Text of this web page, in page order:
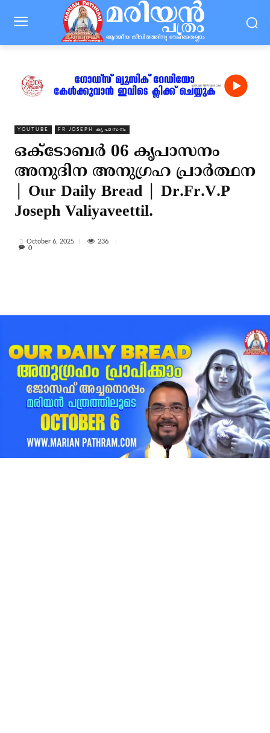
YOUTUBE FR JOSEPH കൃപാസനം
ഒക്ടോബർ 06 കൃപാസനം
അനുദിന അനുഗ്രഹ പ്രാർത്ഥന
| Our Daily Bread | Dr.Fr.V.P
Joseph Valiyaveettil.
October 6, 2025
236
0